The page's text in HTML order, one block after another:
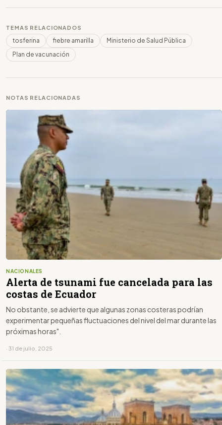
TEMAS RELACIONADOS
tosferina fiebre amarilla
Ministerio de Salud Pública
Plan de vacunación
NOTAS RELACIONADAS
NACIONALES
Alerta de tsunami fue cancelada para las
costas de Ecuador
No obstante, se advierte que algunas zonas costeras podrían
experimentar pequeñas fluctuaciones del nivel del mar durante las
próximas horas".
· 31 de julio, 2025